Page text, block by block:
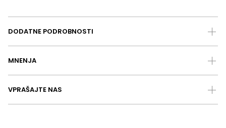
DODATNE PODROBNOSTI
MNENJA
VPRAŠAJTE NAS